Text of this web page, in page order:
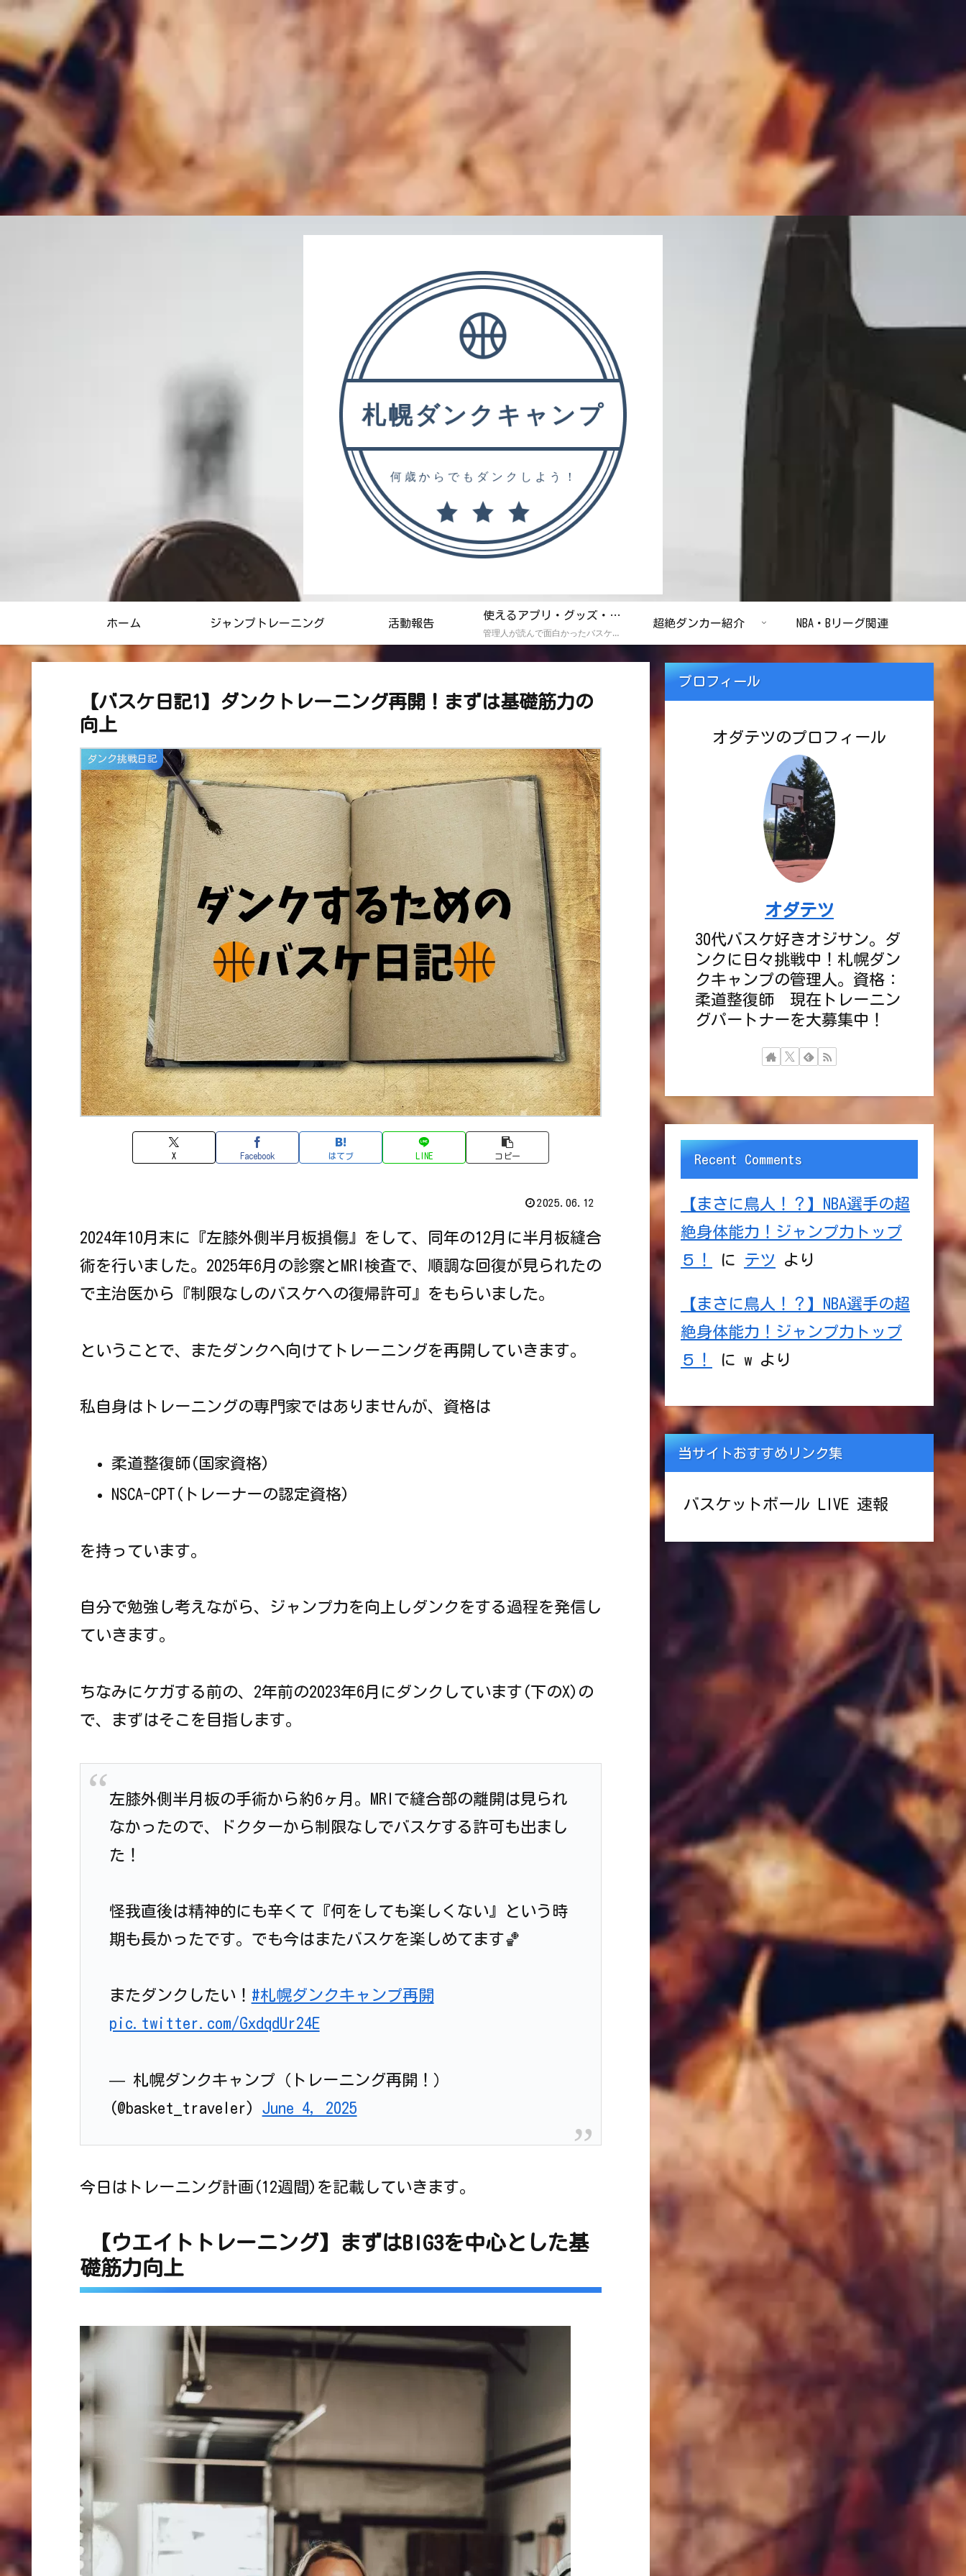
ホーム ジャンプトレーニング 活動報告
使えるアプリ・グッズ・おススメ本
管理人が読んで面白かったバスケ本。ためになるトレーニング本の紹介記事！
超絶ダンカー紹介 NBA・Bリーグ関連
【バスケ日記1】ダンクトレーニング再開！まずは基礎筋力の
向上
ダンク挑戦日記
X Facebook はてブ LINE コピー
2025.06.12
2024年10月末に『左膝外側半月板損傷』をして、同年の12月に半月板縫合
術を行いました。2025年6月の診察とMRI検査で、順調な回復が見られたの
で主治医から『制限なしのバスケへの復帰許可』をもらいました。
ということで、またダンクへ向けてトレーニングを再開していきます。
私自身はトレーニングの専門家ではありませんが、資格は
柔道整復師(国家資格)
NSCA-CPT(トレーナーの認定資格)
を持っています。
自分で勉強し考えながら、ジャンプ力を向上しダンクをする過程を発信し
ていきます。
ちなみにケガする前の、2年前の2023年6月にダンクしています(下のX)の
で、まずはそこを目指します。
左膝外側半月板の手術から約6ヶ月。MRIで縫合部の離開は見られ
なかったので、ドクターから制限なしでバスケする許可も出まし
た！
怪我直後は精神的にも辛くて『何をしても楽しくない』という時
期も長かったです。でも今はまたバスケを楽しめてます🏀
またダンクしたい！ #札幌ダンクキャンプ再開
pic.twitter.com/GxdqdUr24E
— 札幌ダンクキャンプ（トレーニング再開！）
(@basket_traveler) June 4, 2025
今日はトレーニング計画(12週間)を記載していきます。
【ウエイトトレーニング】まずはBIG3を中心とした基
礎筋力向上
プロフィール
オダテツのプロフィール
オダテツ
30代バスケ好きオジサン。ダ
ンクに日々挑戦中！札幌ダン
クキャンプの管理人。資格：
柔道整復師 現在トレーニン
グパートナーを大募集中！
Recent Comments
【まさに鳥人！？】NBA選手の超
絶身体能力！ジャンプ力トップ
５！
に テツ より
【まさに鳥人！？】NBA選手の超
絶身体能力！ジャンプ力トップ
５！
に w より
当サイトおすすめリンク集
バスケットボール LIVE 速報